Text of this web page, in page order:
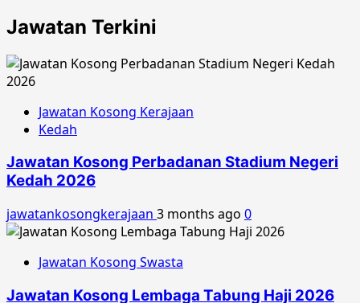
Jawatan Terkini
Jawatan Kosong Kerajaan
Kedah
Jawatan Kosong Perbadanan Stadium Negeri
Kedah 2026
jawatankosongkerajaan 3 months ago 0
Jawatan Kosong Swasta
Jawatan Kosong Lembaga Tabung Haji 2026